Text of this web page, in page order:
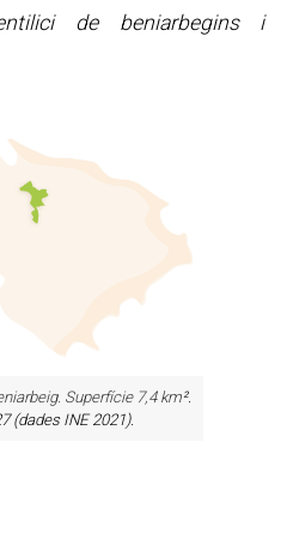
de beniarbegins i
Superfície 7,4 km².
(dades INE 2021).